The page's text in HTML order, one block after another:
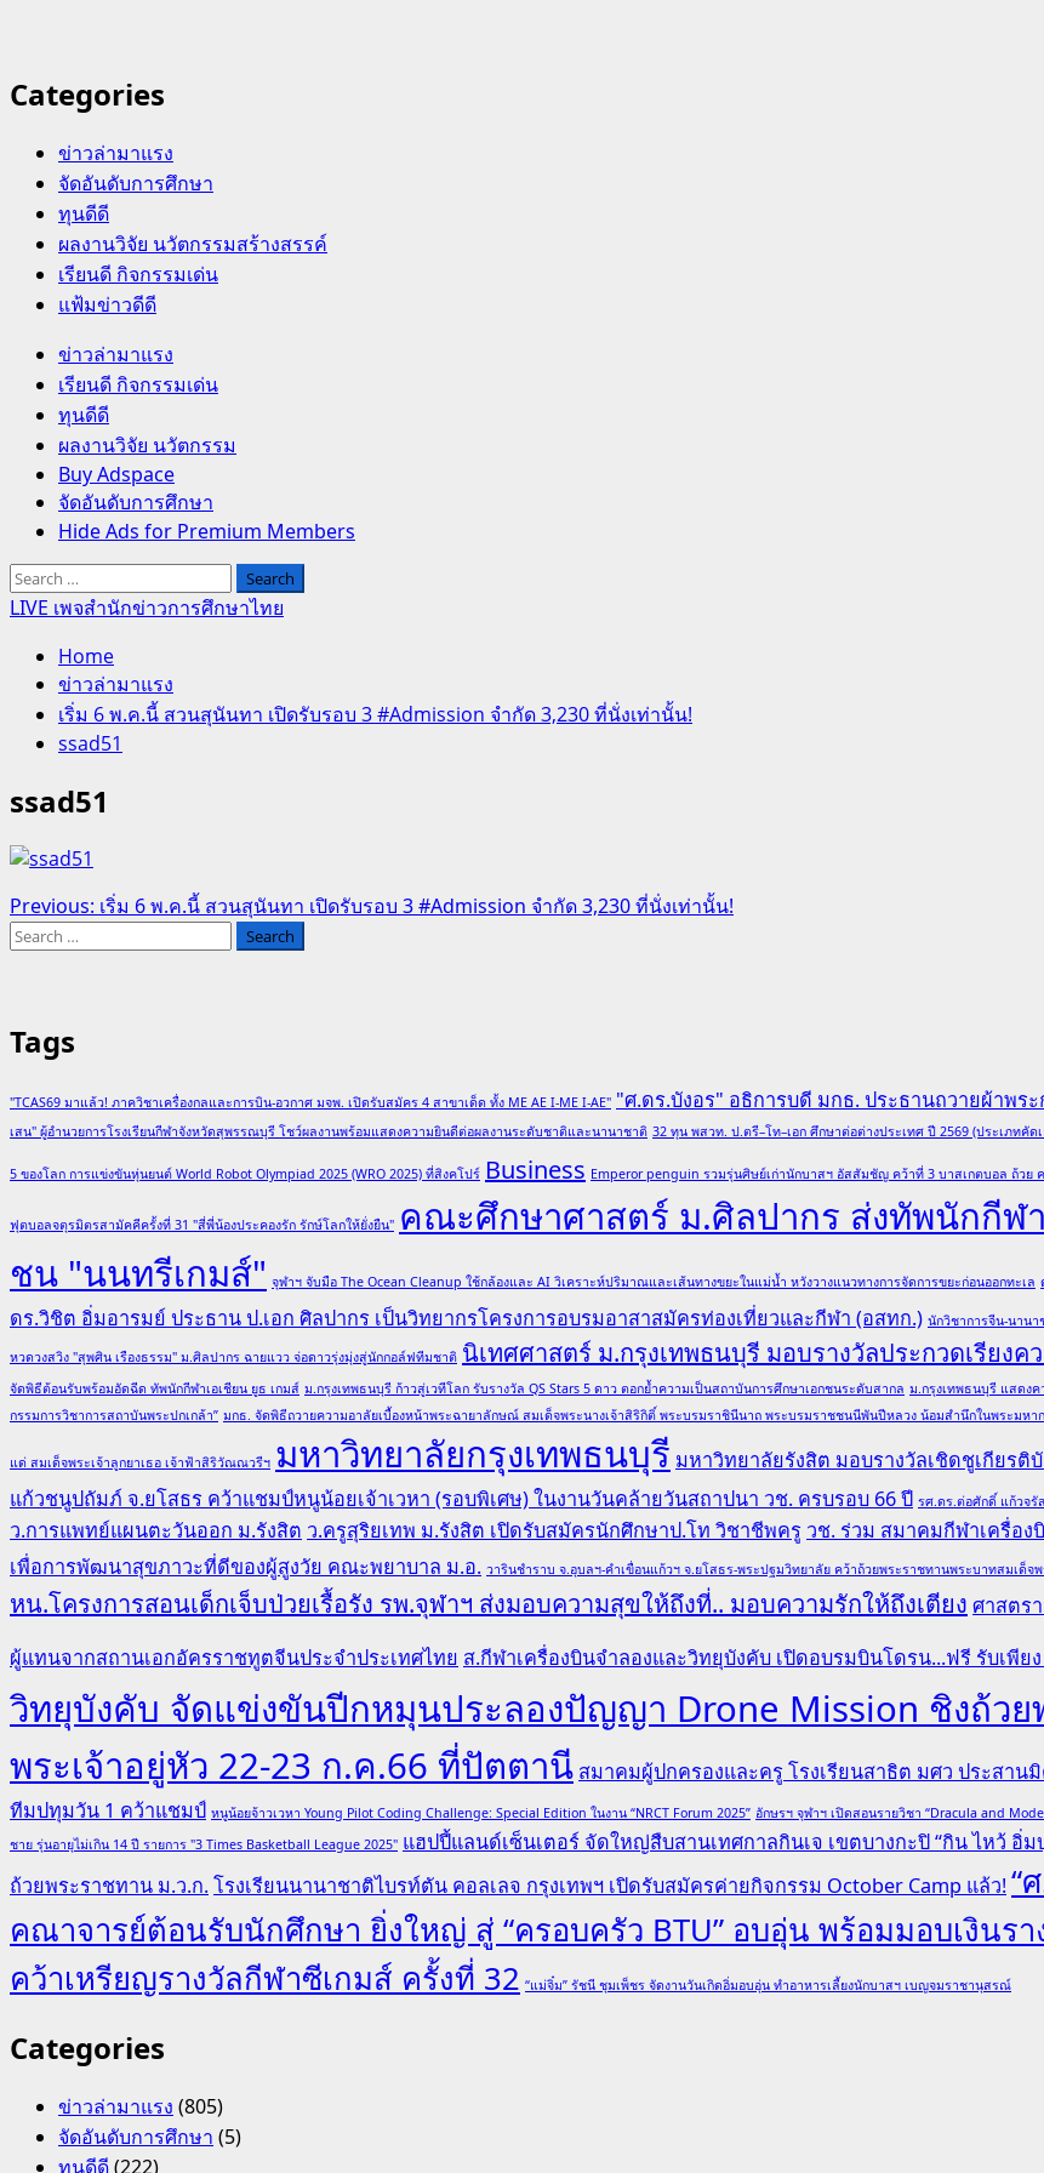
Categories
ข่าวล่ามาแรง
จัดอันดับการศึกษา
ทุนดีดี
ผลงานวิจัย นวัตกรรมสร้างสรรค์
เรียนดี กิจกรรมเด่น
แฟ้มข่าวดีดี
Primary
Menu
ข่าวล่ามาแรง
เรียนดี กิจกรรมเด่น
ทุนดีดี
ผลงานวิจัย นวัตกรรม
Buy Adspace
จัดอันดับการศึกษา
Hide Ads for Premium Members
Search
for:
LIVE เพจสำนักข่าวการศึกษาไทย
Home
ข่าวล่ามาแรง
เริ่ม 6 พ.ค.นี้ สวนสุนันทา เปิดรับรอบ 3 #Admission จำกัด 3,230 ที่นั่งเท่านั้น!
ssad51
ssad51
Post
navigation
Previous: เริ่ม 6 พ.ค.นี้ สวนสุนันทา เปิดรับรอบ 3 #Admission จำกัด 3,230 ที่นั่งเท่านั้น!
Search
for:
Tags
"TCAS69 มาแล้ว! ภาควิชาเครื่องกลและการบิน-อวกาศ มจพ. เปิดรับสมัคร 4 สาขาเด็ด ทั้ง ME AE I-ME I-AE" "ศ.ดร.บังอร" อธิการบดี มกธ. ประธานถวายผ้าพร
เสน" ผู้อำนวยการโรงเรียนกีฬาจังหวัดสุพรรณบุรี โชว์ผลงานพร้อมแสดงความยินดีต่อผลงานระดับชาติและนานาชาติ 32 ทุน พสวท. ป.ตรี–โท–เอก ศึกษาต่อต่างประเทศ ปี 2569 (ประเภทคัด
5 ของโลก การแข่งขันหุ่นยนต์ World Robot Olympiad 2025 (WRO 2025) ที่สิงคโปร์ Business Emperor penguin รวมรุ่นศิษย์เก่านักบาสฯ อัสสัมชัญ คว้าที่ 3 บาสเกตบอล ถ้วย
ฟุตบอลจตุรมิตรสามัคคีครั้งที่ 31 "สี่พี่น้องประคองรัก รักษ์โลกให้ยั่งยืน" คณะศึกษาศาสตร์ ม.ศิลปากร ส่งทัพนักกี
ชน "นนทรีเกมส์" จุฬาฯ จับมือ The Ocean Cleanup ใช้กล้องและ AI วิเคราะห์ปริมาณและเส้นทางขยะในแม่น้ำ หวังวางแนวทางการจัดการขยะก่อนออกทะเล
ดร.วิชิต อิ่มอารมย์ ประธาน ป.เอก ศิลปากร เป็นวิทยากรโครงการอบรมอาสาสมัครท่องเที่ยวและกีฬา (อสทก.) นักวิชาการจีน-นาน
หวดวงสวิง "สุพศิน เรืองธรรม" ม.ศิลปากร ฉายแวว จ่อดาวรุ่งมุ่งสู่นักกอล์ฟทีมชาติ นิเทศศาสตร์ ม.กรุงเทพธนบุรี มอบรางวัลประกวดเรียง
จัดพิธีต้อนรับพร้อมอัดฉีด ทัพนักกีฬาเอเชียน ยูธ เกมส์ ม.กรุงเทพธนบุรี ก้าวสู่เวทีโลก รับรางวัล QS Stars 5 ดาว ตอกย้ำความเป็นสถาบันการศึกษาเอกชนระดับสากล ม.กรุงเทพธนบุรี แสดง
กรรมการวิชาการสถาบันพระปกเกล้า” มกธ. จัดพิธีถวายความอาลัยเบื้องหน้าพระฉายาลักษณ์ สมเด็จพระนางเจ้าสิริกิติ์ พระบรมราชินีนาถ พระบรมราชชนนีพันปีหลวง น้อมสำนึกในพระม
แด่ สมเด็จพระเจ้าลูกยาเธอ เจ้าฟ้าสิริวัณณวรีฯ มหาวิทยาลัยกรุงเทพธนบุรี มหาวิทยาลัยรังสิต มอบรางวัลเชิดชูเกียร
แก้วชนูปถัมภ์ จ.ยโสธร คว้าแชมป์หนูน้อยเจ้าเวหา (รอบพิเศษ) ในงานวันคล้ายวันสถาปนา วช. ครบรอบ 66 ปี รศ.ดร.ต่อศักดิ์ แก้วจรั
ว.การแพทย์แผนตะวันออก ม.รังสิต ว.ครูสุริยเทพ ม.รังสิต เปิดรับสมัครนักศึกษาป.โท วิชาชีพครู วช. ร่วม สมาคมกีฬาเครื่อ
เพื่อการพัฒนาสุขภาวะที่ดีของผู้สูงวัย คณะพยาบาล ม.อ. วารินชำราบ จ.อุบลฯ-คำเขื่อนแก้วฯ จ.ยโสธร-พระปฐมวิทยาลัย คว้าถ้วยพระราชทานพระบาทสมเด็จ
หน.โครงการสอนเด็กเจ็บป่วยเรื้อรัง รพ.จุฬาฯ ส่งมอบความสุขให้ถึงที่.. มอบความรักให้ถึงเตียง ศาสตร
ผู้แทนจากสถานเอกอัครราชทูตจีนประจำประเทศไทย ส.กีฬาเครื่องบินจำลองและวิทยุบังคับ เปิดอบรมบินโดรน...ฟรี รับเพีย
วิทยุบังคับ จัดแข่งขันปีกหมุนประลองปัญญา Drone Mission ชิงถ้วย
พระเจ้าอยู่หัว 22-23 ก.ค.66 ที่ปัตตานี สมาคมผู้ปกครองและครู โรงเรียนสาธิต มศว ประสา
ทีมปทุมวัน 1 คว้าแชมป์ หนูน้อยจ้าวเวหา Young Pilot Coding Challenge: Special Edition ในงาน “NRCT Forum 2025” อักษรฯ จุฬาฯ เปิดสอนรายวิชา “Dracula and
ชาย รุ่นอายุไม่เกิน 14 ปี รายการ "3 Times Basketball League 2025" แฮปปี้แลนด์เซ็นเตอร์ จัดใหญ่สืบสานเทศกาลกินเจ เขตบางกะปิ “กิน ไหว้ อิ่ม
ถ้วยพระราชทาน ม.ว.ก.โรงเรียนนานาชาติไบรท์ตัน คอลเลจ กรุงเทพฯ เปิดรับสมัครค่ายกิจกรรม October Camp แล้ว!“
คณาจารย์ต้อนรับนักศึกษา ยิ่งใหญ่ สู่ “ครอบครัว BTU” อบอุ่น พร้อมมอบเงิน
คว้าเหรียญรางวัลกีฬาซีเกมส์ ครั้งที่ 32 “แม่จิ๋ม” รัชนี ชุมเพ็ชร จัดงานวันเกิดอิ่มอบอุ่น ทำอาหารเลี้ยงนักบาสฯ เบญจมราชานุสรณ์
Categories
ข่าวล่ามาแรง (805)
จัดอันดับการศึกษา (5)
ทุนดีดี(222)